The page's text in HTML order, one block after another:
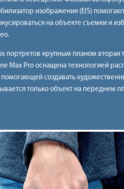
изображения (EIS)
на объекте съемки и
портретов крупным планом вторая
Max Pro оснащена технологией
создавать
только объект на переднем